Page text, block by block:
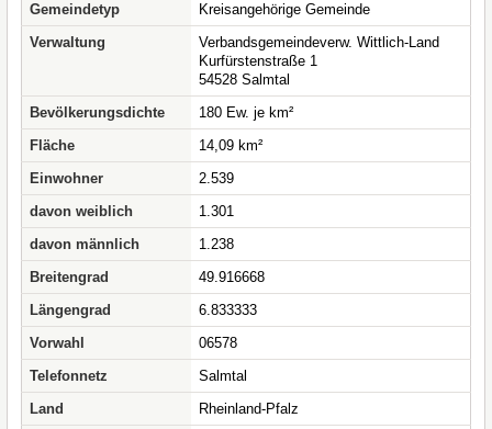
Gemeindetyp
Kreisangehörige Gemeinde
Verwaltung
Verbandsgemeindeverw. Wittlich-Land
Kurfürstenstraße 1
54528 Salmtal
Bevölkerungsdichte
180 Ew. je km²
Fläche
14,09 km²
Einwohner
2.539
davon weiblich
1.301
davon männlich
1.238
Breitengrad
49.916668
Längengrad
6.833333
Vorwahl
06578
Telefonnetz
Salmtal
Land
Rheinland-Pfalz